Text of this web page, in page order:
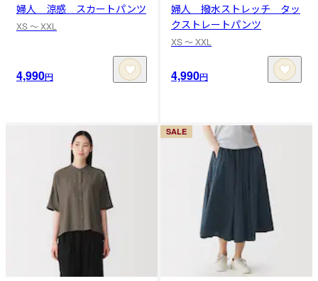
婦人 涼感 スカートパンツ
XS 〜 XXL
4,990円
婦人 撥水ストレッチ タッ
クストレートパンツ
XS 〜 XXL
4,990円
SALE